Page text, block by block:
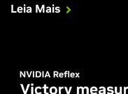
Leia Mais